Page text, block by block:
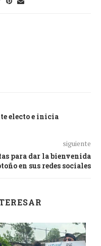
electo e inicia
siguiente
para dar la bienvenida
en sus redes sociales